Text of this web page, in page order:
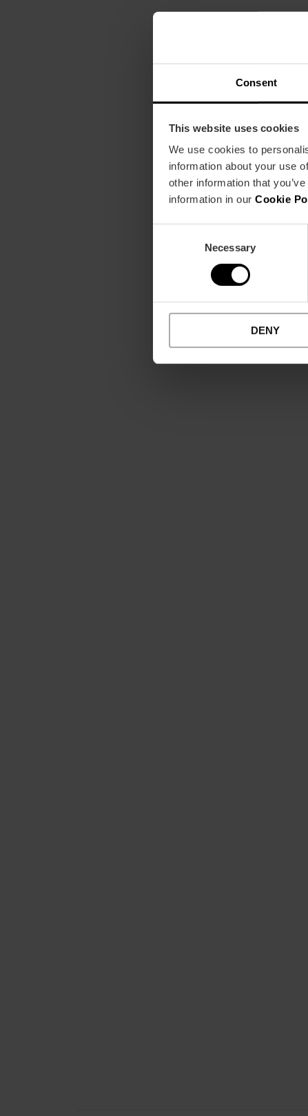
Consent
This website uses cookies
We use cookies to
information about your use
other information that
information in our Cookie
Necessary
DENY